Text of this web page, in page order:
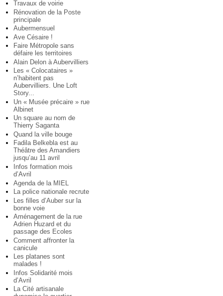
Travaux de voirie
Rénovation de la Poste
principale
Aubermensuel
Ave Césaire !
Faire Métropole sans
défaire les territoires
Alain Delon à Aubervilliers
Les « Colocataires »
n’habitent pas
Aubervilliers. Une Loft
Story...
Un « Musée précaire » rue
Albinet
Un square au nom de
Thierry Saganta
Quand la ville bouge
Fadila Belkebla est au
Théâtre des Amandiers
jusqu’au 11 avril
Infos formation mois
d’Avril
Agenda de la MIEL
La police nationale recrute
Les filles d’Auber sur la
bonne voie
Aménagement de la rue
Adrien Huzard et du
passage des Ecoles
Comment affronter la
canicule
Les platanes sont
malades !
Infos Solidarité mois
d’Avril
La Cité artisanale